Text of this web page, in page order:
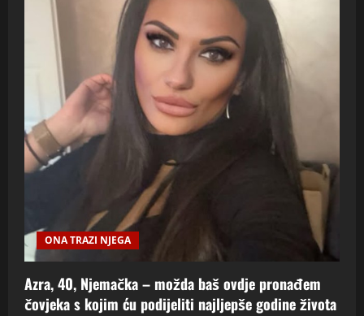
ONA TRAZI NJEGA
Azra, 40, Njemačka – možda baš ovdje pronađem
čovjeka s kojim ću podijeliti najljepše godine života